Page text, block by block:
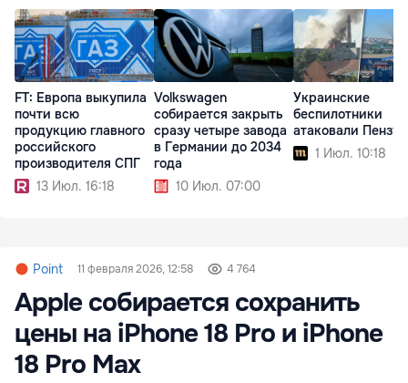
FT: Европа выкупила
почти всю
продукцию главного
российского
производителя СПГ
13 Июл. 16:18
Volkswagen
собирается закрыть
сразу четыре завода
в Германии до 2034
года
10 Июл. 07:00
Украинские
беспилотники
атаковали Пензу
1 Июл. 10:18
Point 11 февраля 2026, 12:58 4 764
Apple собирается сохранить
цены на iPhone 18 Pro и iPhone
18 Pro Max